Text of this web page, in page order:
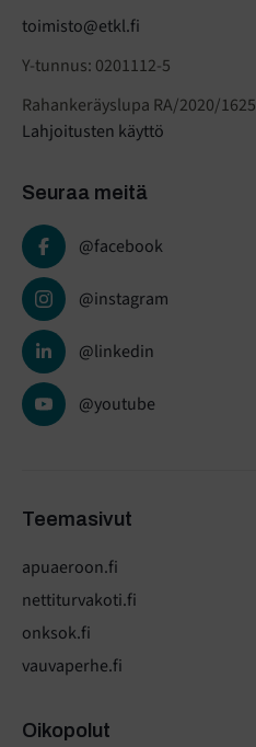
toimisto@etkl.fi
Y-tunnus: 0201112-5
Rahankeräyslupa RA/2020/1625
Lahjoitusten käyttö
Seuraa meitä
@facebook
@instagram
@linkedin
@youtube
Teemasivut
apuaeroon.fi
nettiturvakoti.fi
onksok.fi
vauvaperhe.fi
Oikopolut